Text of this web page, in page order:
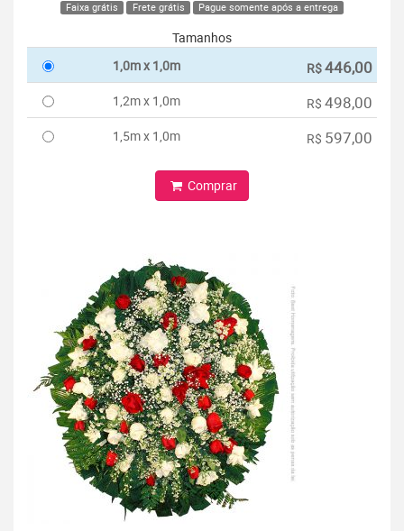
Faixa grátis Frete grátis Pague somente após a entrega
Tamanhos
1,0m x 1,0m
R$446,00
1,2m x 1,0m R$ 498,00
1,5m x 1,0m R$ 597,00
Comprar